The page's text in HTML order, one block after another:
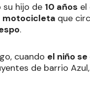
su hijo de 10 años el
motocicleta que
.
cuando el niño
de barrio